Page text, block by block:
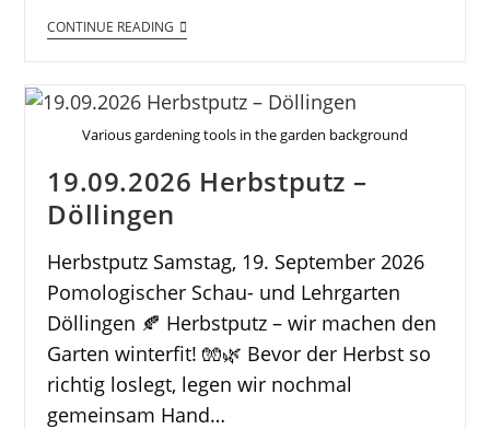
CONTINUE READING
Various gardening tools in the garden background
19.09.2026 Herbstputz –
Döllingen
Herbstputz Samstag, 19. September 2026
Pomologischer Schau- und Lehrgarten
Döllingen 🍂 Herbstputz – wir machen den
Garten winterfit! 🧤🌿 Bevor der Herbst so
richtig loslegt, legen wir nochmal
gemeinsam Hand…